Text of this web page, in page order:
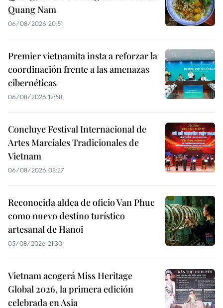
Quang Nam
06/08/2026 20:51
Premier vietnamita insta a reforzar la
coordinación frente a las amenazas
cibernéticas
06/08/2026 12:58
Concluye Festival Internacional de
Artes Marciales Tradicionales de
Vietnam
06/08/2026 08:27
Reconocida aldea de oficio Van Phuc
como nuevo destino turístico
artesanal de Hanoi
05/08/2026 21:30
Vietnam acogerá Miss Heritage
Global 2026, la primera edición
celebrada en Asia